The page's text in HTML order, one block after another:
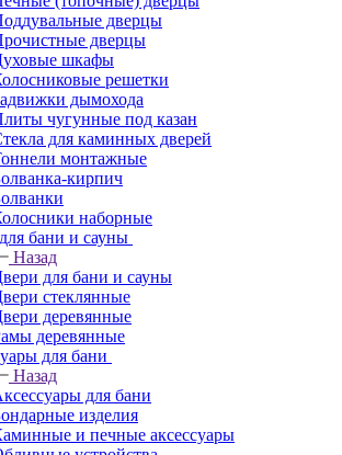
дверцы
дверцы
шкафы
решетки
дымохода
чугунные под казан
для каминных дверей
монтажные
кирпич
наборные
бани и сауны
Назад
для бани и сауны
стеклянные
деревянные
деревянные
для бани
Назад
для бани
изделия
и печные аксессуары